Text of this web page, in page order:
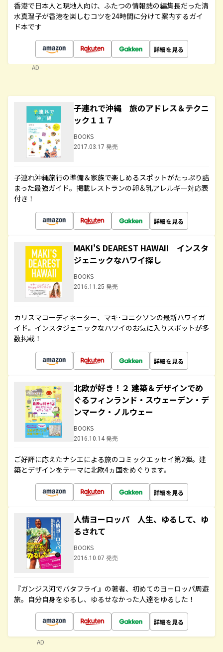
香港で日本人と現地人向け、ふたつの情報誌の編集長だった清
水真理子が香港を楽しむコツを24時間に分けて案内するガイ
ド本です
詳細を見る
AD
子連れで沖縄 旅のアドレス＆テクニ
ック１１７
BOOKS
2017.03.17 発売
子連れ沖縄旅行の準備＆家族で楽しめるスポットがたっぷり詰
まった最強ガイド。掲載レストランの卵＆乳アレルギー対応表
付き！
詳細を見る
MAKI'S DEAREST HAWAII インスタ
ジェニックなハワイ探し
BOOKS
2016.11.25 発売
カリスマコーディネーター、マキ･コニクソンの最新ハワイガ
イド。インスタジェニックなハワイのお気に入りスポットが多
数掲載！
詳細を見る
北欧が好き！２ 建築＆デザインでめ
ぐるフィンランド・スウェーデン・デ
ンマーク・ノルウェー
BOOKS
2016.10.14 発売
ご好評に応えたナシエによる旅のコミックエッセイ第2弾。建
築とデザインをテーマに北欧4ヵ国をめぐります。
詳細を見る
人情ヨーロッパ 人生、ゆるして、ゆ
るされて
BOOKS
2016.10.07 発売
『ガンジス河でバタフライ』の著者、初めてのヨーロッパ周遊
旅。自分自身をゆるし、ゆるせなかった人達をゆるした！
詳細を見る
AD